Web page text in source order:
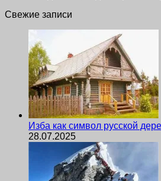
Свежие записи
Изба как символ русской
28.07.2025